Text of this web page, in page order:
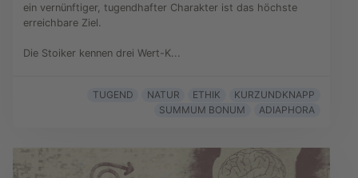
ein vernünftiger, tugendhafter Charakter ist das höchste
erreichbare Ziel.
Die Stoiker kennen drei Wert-K...
TUGEND NATUR ETHIK
KURZUNDKNAPP
SUMMUM BONUM
ADIAPHORA